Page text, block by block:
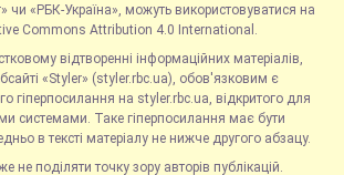
чи «РБК-Україна», можуть використовуватися на
Commons Attribution 4.0 International.
відтворенні інформаційних матеріалів,
«Styler» (styler.rbc.ua), обов'язковим є
гіперпосилання на styler.rbc.ua, відкритого для
системами. Таке гіперпосилання має бути
в тексті матеріалу не нижче другого абзацу.
не поділяти точку зору авторів публікацій.